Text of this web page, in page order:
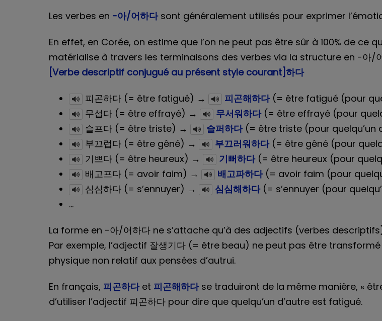
Les verbes en -아/어하다sont généralement utilisés pour exprimer
En effet, en Corée, on estime que l’on ne peut pas être sûr à 100% de ce
matérialise à travers les terminaisons des verbes via la structure en -아/
[Verbe descriptif conjugué au présent style courant]하다
피곤하다 (= être fatigué) → 피곤해하다(= être fatigué (pour
무섭다 (= être effrayé) →
무서워하다(= être effrayé (pour
슬프다 (= être triste) →
슬퍼하다(= être triste (pour quelqu’un
부끄럽다 (= être gêné) →
부끄러워하다(= être gêné (pour
기쁘다 (= être heureux) →
기뻐하다(= être heureux (pour
배고프다 (= avoir faim) →
배고파하다(= avoir faim (pour
심심하다 (= s’ennuyer) →
심심해하다(= s’ennuyer (pour
...
La forme en -아/어하다 ne s’attache qu’à des adjectifs (verbes
Par exemple, l’adjectif 잘생기다 (= être beau) ne peut pas être
physique non relatif aux pensées d’autrui.
En français, 피곤하다et 피곤해하다se traduiront de la même manière, «
d’utiliser l’adjectif 피곤하다 pour dire que quelqu’un d’autre est fatigué.